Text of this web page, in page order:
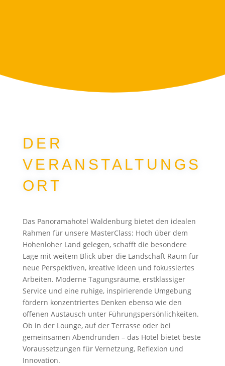
DER
VERANSTALTUNGS
ORT
Das Panoramahotel Waldenburg bietet den idealen
Rahmen für unsere MasterClass: Hoch über dem
Hohenloher Land gelegen, schafft die besondere
Lage mit weitem Blick über die Landschaft Raum für
neue Perspektiven, kreative Ideen und fokussiertes
Arbeiten. Moderne Tagungsräume, erstklassiger
Service und eine ruhige, inspirierende Umgebung
fördern konzentriertes Denken ebenso wie den
offenen Austausch unter Führungspersönlichkeiten.
Ob in der Lounge, auf der Terrasse oder bei
gemeinsamen Abendrunden – das Hotel bietet beste
Voraussetzungen für Vernetzung, Reflexion und
Innovation.